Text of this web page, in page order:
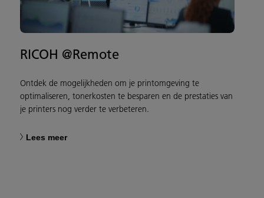
RICOH @Remote
Ontdek de mogelijkheden om je printomgeving te
optimaliseren, tonerkosten te besparen en de prestaties van
je printers nog verder te verbeteren.
Lees meer